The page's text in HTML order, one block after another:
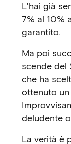
L'hai già
7% al 10%
garantito.
Ma poi
scende del
che ha
ottenuto
deludente
La verità è